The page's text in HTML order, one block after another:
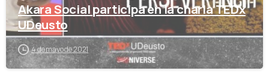
Akara Social participa en la charla TEDx
UDeusto
4 de mayo de 2021